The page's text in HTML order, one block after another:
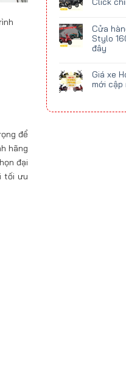
để
hãng
đại
tối ưu
Cửa
Stylo
đây
Giá xe
mới cập